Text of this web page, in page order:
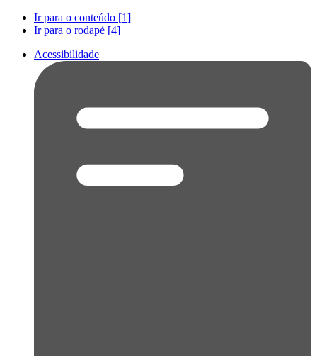
Ir para o conteúdo [1]
Ir para o rodapé [4]
Acessibilidade